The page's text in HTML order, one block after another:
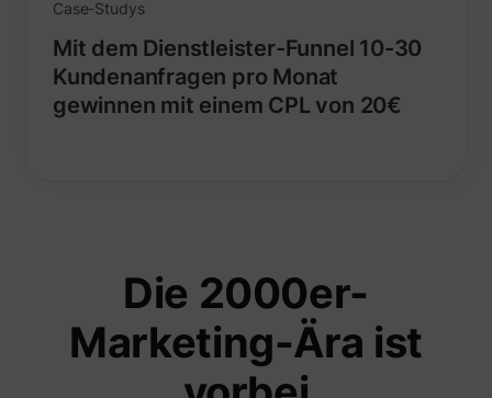
i/adsct [x2] Twitter Inc.
Case-Studys
Mit dem Dienstleister-Funnel 10-30
Kundenanfragen pro Monat
gewinnen mit einem CPL von 20€
Die 2000er-
Marketing-Ära ist